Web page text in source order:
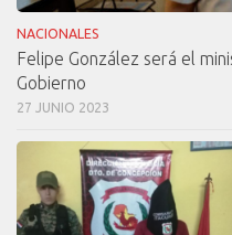
NACIONALES
Felipe González será el
Gobierno
27 JUNIO 2023